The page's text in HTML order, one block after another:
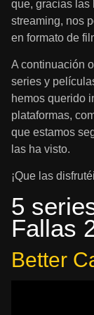
que, gracias las
streaming, nos
en formato de
A continuación
series y
hemos querido
plataformas,
que estamos
las ha visto.
¡Que las
5
Fallas
Better